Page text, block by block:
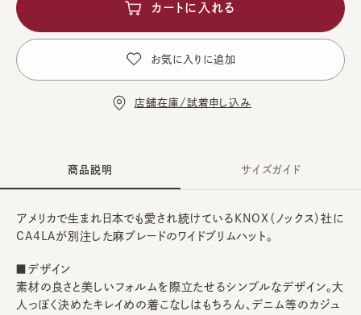
カートに入れる
お気に入りに追加
店舗在庫/試着申し込み
商品説明
アメリカで生まれ日本でも愛され続けているKNOX（ノックス）社に
CA4LAが別注した麻ブレードのワイドブリムハット。
■デザイン
素材の良さと美しいフォルムを際立たせるシンプルなデザイン。大
人っぽく決めたキレイめの着こなしはもちろん、デニム等のカジュ
サイズガイド